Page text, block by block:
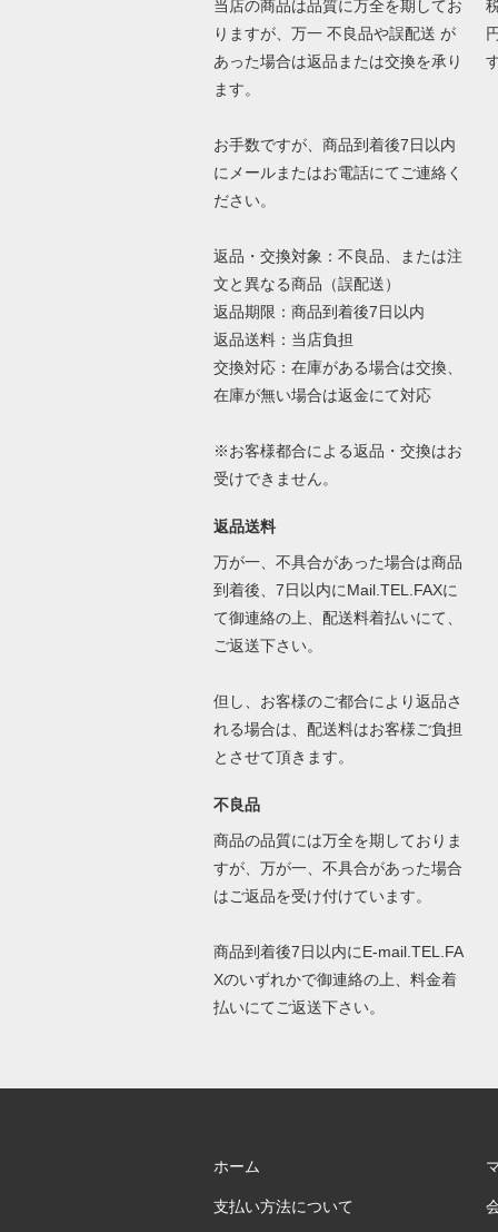
当店の商品は品質に万全を期してお
りますが、万一 不良品や誤配送 が
あった場合は返品または交換を承り
ます。
お手数ですが、商品到着後7日以内
にメールまたはお電話にてご連絡く
ださい。
返品・交換対象：不良品、または注
文と異なる商品（誤配送）
返品期限：商品到着後7日以内
返品送料：当店負担
交換対応：在庫がある場合は交換、
在庫が無い場合は返金にて対応
※お客様都合による返品・交換はお
受けできません。
返品送料
万が一、不具合があった場合は商品
到着後、7日以内にMail.TEL.FAXに
て御連絡の上、配送料着払いにて、
ご返送下さい。
但し、お客様のご都合により返品さ
れる場合は、配送料はお客様ご負担
とさせて頂きます。
不良品
商品の品質には万全を期しておりま
すが、万が一、不具合があった場合
はご返品を受け付けています。
商品到着後7日以内にE-mail.TEL.FA
Xのいずれかで御連絡の上、料金着
払いにてご返送下さい。
ホーム
支払い方法について